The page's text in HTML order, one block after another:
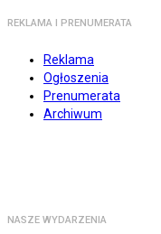
REKLAMA I PRENUMERATA
Reklama
Ogłoszenia
Prenumerata
Archiwum
NASZE WYDARZENIA